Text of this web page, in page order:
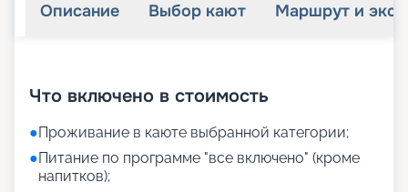
Описание Выбор кают Маршрут и
Что включено в стоимость
●Проживание в каюте выбранной категории;
●Питание по программе "все включено" (кроме
напитков);